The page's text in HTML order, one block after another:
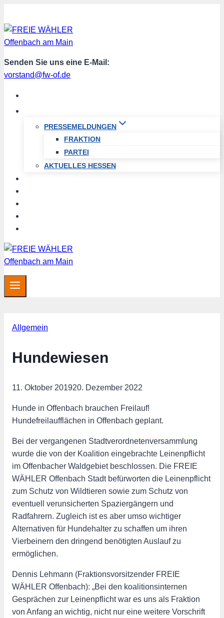
Inhalt
springen
Senden Sie uns eine E-Mail:
vorstand@fw-of.de
PRESSEMELDUNGEN
FRAKTION
PARTEI
AKTUELLES HESSEN
Allgemein
Hundewiesen
11. Oktober 201920. Dezember 2022
Hunde in Offenbach brauchen Freilauf!
Hundefreilaufflächen in Offenbach geplant.
Bei der vergangenen Stadtverordnetenversammlung
wurde die von der Koalition eingebrachte Leinenpflicht
im Offenbacher Waldgebiet beschlossen. Die FREIE
WÄHLER Offenbach Stadt befürworten die Leinenpflicht
zum Schutz von Wildtieren sowie zum Schutz von
eventuell verunsicherten Spaziergängern und
Radfahrern. Zugleich ist es aber umso wichtiger
Alternativen für Hundehalter zu schaffen um ihren
Vierbeinern den dringend benötigten Auslauf zu
ermöglichen.
Dennis Lehmann (Fraktionsvorsitzender FREIE
WÄHLER Offenbach): „Bei den koalitionsinternen
Gesprächen zur Leinenpflicht war es uns als Fraktion
von Anfang an wichtig, nicht nur eine weitere Vorschrift